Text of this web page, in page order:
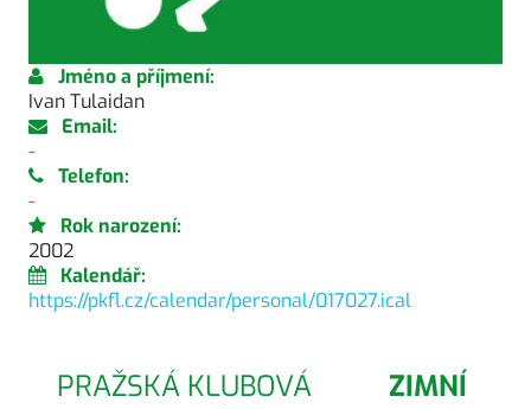
Jméno a příjmení:
Ivan Tulaidan
Email:
-
Telefon:
-
Rok narození:
2002
Kalendář:
https://pkfl.cz/calendar/personal/017027.ical
PRAŽSKÁ KLUBOVÁ
ZIMNÍ